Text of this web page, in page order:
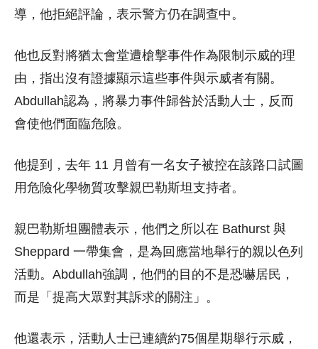
導，他拒絕評論，表示警方仍在調查中。
他也反對將猶太會堂遭槍擊事件作為限制示威的理
由，指出沒有證據顯示這些事件與示威者有關。
Abdullah認為，將暴力事件歸咎於活動人士，反而
會使他們面臨危險。
他提到，去年 11 月曾有一名女子被控在該路口試圖
用危險化學物質攻擊親巴勒斯坦支持者。
親巴勒斯坦團體表示，他們之所以在 Bathurst 與
Sheppard 一帶集會，是為回應當地舉行的親以色列
活動。Abdullah強調，他們的目的不是恐嚇居民，
而是「提高大眾對其訴求的關注」。
他還表示，活動人士已連續約75個星期舉行示威，